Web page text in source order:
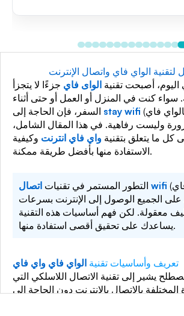
الواي فاي واتصال الإنترنت
أصبحت تقنية الواى فاي جزءًا لا يتجزأ
سواء كنت في المنزل أو العمل أو حتى أثناء
stay wifi (البقاء متصلاً بالواي فاي)
وليست رفاهية. في هذا المقال الشامل،
ما يتعلق بتقنية واي فاي انترنت وكيفية
الاستفادة منها بأفضل طريقة ممكنة.
التطور المستمر في تقنيات اتصال wifi (اتصال الواي فاي)
الجميع الوصول إلى الإنترنت بسرعات
معقولة. لكن فهم أساسيات هذه التقنية
يساعدك على تحقيق أقصى استفادة منها.
تعريف وأساسيات تقنية الواي فاي واي فاي
يشير إلى تقنية الاتصال اللاسلكي التي
بالاتصال بالإنترنت دون الحاجة إلى